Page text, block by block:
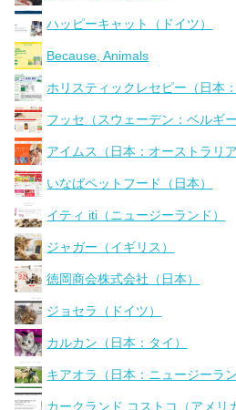
ハッピーキャット（ドイツ）
Because, Animals
ホリスティックレセピー（日本
フッセ（スウェーデン：ベルギー
アイムス（日本：オーストラリア
いなばペットフード（日本）
イティ iti（ニュージーランド）
ジャガー（イギリス）
徳岡商会株式会社（日本）
ジョセラ（ドイツ）
カルカン（日本：タイ）
キアオラ（日本：ニュージーラン
カークランド コストコ（アメリ